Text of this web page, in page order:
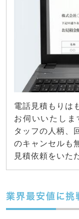
電話見積もりは
お伺いいたしま
タッフの人柄、
のキャンセルも
見積依頼をいた
業界最安値に挑